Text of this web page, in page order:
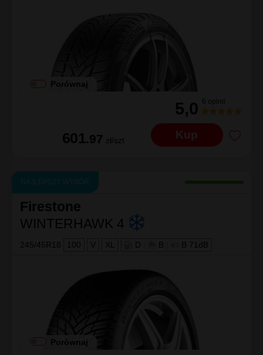
Porównaj
5,0 6 opinii
601 .97 zł/szt Kup
NAJLEPSZY WYBÓR
Firestone
WINTERHAWK 4
245/45R18 100 V XL D B B 71dB
Porównaj